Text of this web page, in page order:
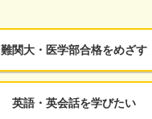
難関大・医学部合格をめざす
英語・英会話を学びたい